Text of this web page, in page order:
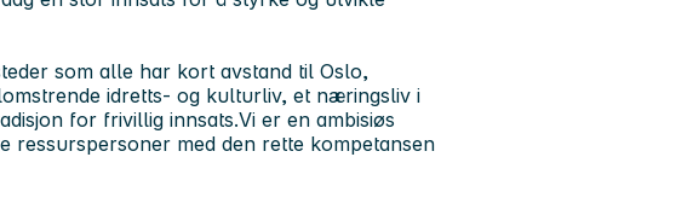
som alle har kort avstand til Oslo,
idretts- og kulturliv, et næringsliv i
for frivillig innsats.Vi er en ambisiøs
med den rette kompetansen